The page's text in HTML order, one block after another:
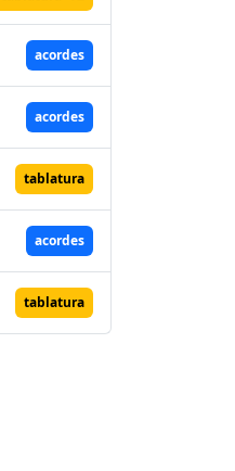
acordes
acordes
tablatura
acordes
tablatura